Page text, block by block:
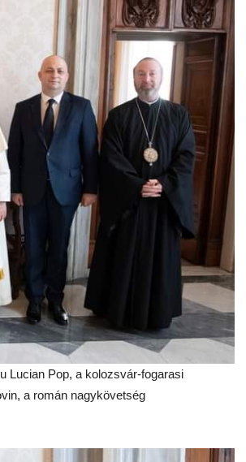
Lucian Pop, a kolozsvár-fogarasi
a román nagykövetség